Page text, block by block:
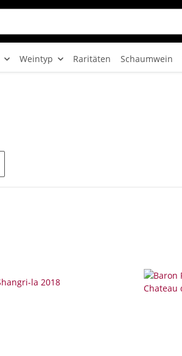
Weintyp Raritäten Schaumwein